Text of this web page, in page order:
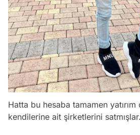
Hatta bu hesaba tamamen yatırım
kendilerine ait şirketlerini satmışlar.